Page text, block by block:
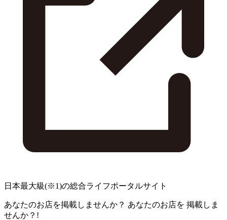
日本最大級(※1)の総合ライフポータルサイト
あなたのお店を掲載しませんか？ あなたのお店を 掲載しま
せんか？!